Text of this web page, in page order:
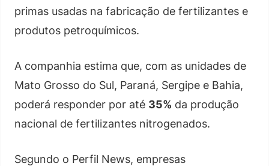
primas usadas na fabricação de fertilizantes e
produtos petroquímicos.
A companhia estima que, com as unidades de
Mato Grosso do Sul, Paraná, Sergipe e Bahia,
poderá responder por até 35% da produção
nacional de fertilizantes nitrogenados.
Segundo o Perfil News, empresas